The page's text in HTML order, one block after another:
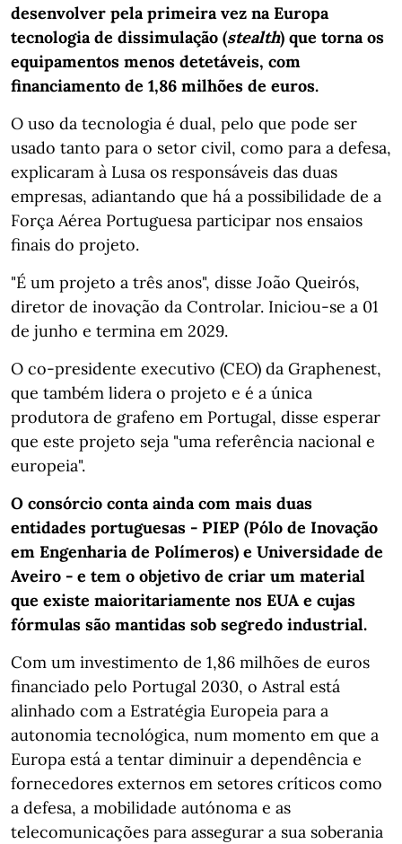
desenvolver pela primeira vez na Europa
tecnologia de dissimulação (stealth) que torna os
equipamentos menos detetáveis, com
financiamento de 1,86 milhões de euros.
O uso da tecnologia é dual, pelo que pode ser
usado tanto para o setor civil, como para a defesa,
explicaram à Lusa os responsáveis das duas
empresas, adiantando que há a possibilidade de a
Força Aérea Portuguesa participar nos ensaios
finais do projeto.
"É um projeto a três anos", disse João Queirós,
diretor de inovação da Controlar. Iniciou-se a 01
de junho e termina em 2029.
O co-presidente executivo (CEO) da Graphenest,
que também lidera o projeto e é a única
produtora de grafeno em Portugal, disse esperar
que este projeto seja "uma referência nacional e
europeia".
O consórcio conta ainda com mais duas
entidades portuguesas - PIEP (Pólo de Inovação
em Engenharia de Polímeros) e Universidade de
Aveiro - e tem o objetivo de criar um material
que existe maioritariamente nos EUA e cujas
fórmulas são mantidas sob segredo industrial.
Com um investimento de 1,86 milhões de euros
financiado pelo Portugal 2030, o Astral está
alinhado com a Estratégia Europeia para a
autonomia tecnológica, num momento em que a
Europa está a tentar diminuir a dependência e
fornecedores externos em setores críticos como
a defesa, a mobilidade autónoma e as
telecomunicações para assegurar a sua soberania